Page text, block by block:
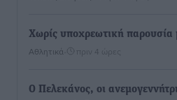
Χωρίς υποχρεωτική παρουσία
Αθλητικά πριν 4 ώρες
Ο Πελεκάνος, οι